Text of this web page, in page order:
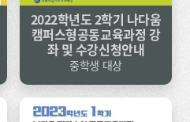
2022학년도 2학기 나다움
캠퍼스형공동교육과정 강
좌 및 수강신청안내
중학생 대상